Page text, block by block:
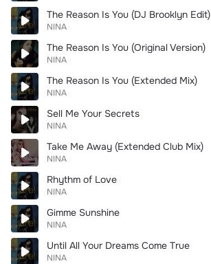
The Reason Is You (DJ Brooklyn Edit)
NINA
The Reason Is You (Original Version)
NINA
The Reason Is You (Extended Mix)
NINA
Sell Me Your Secrets
NINA
Take Me Away (Extended Club Mix)
NINA
Rhythm of Love
NINA
Gimme Sunshine
NINA
Until All Your Dreams Come True
NINA